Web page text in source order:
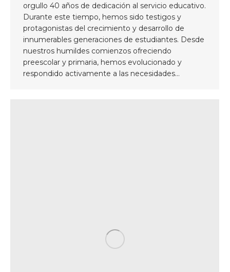
orgullo 40 años de dedicación al servicio educativo.
Durante este tiempo, hemos sido testigos y
protagonistas del crecimiento y desarrollo de
innumerables generaciones de estudiantes. Desde
nuestros humildes comienzos ofreciendo
preescolar y primaria, hemos evolucionado y
respondido activamente a las necesidades…